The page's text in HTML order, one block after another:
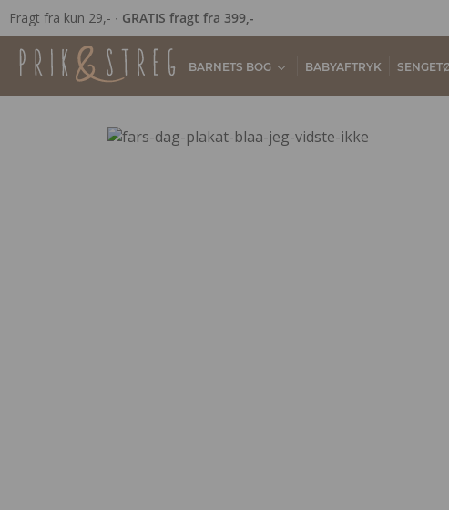
Fragt fra kun 29,- ∙ GRATIS fragt fra 399,-
BARNETS BOG BABYAFTRYK